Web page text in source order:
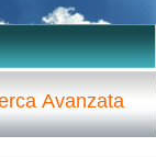
Avanzata